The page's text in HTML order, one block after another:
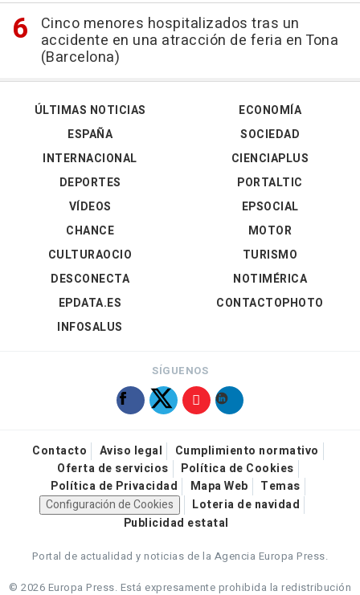
Cinco menores hospitalizados tras un
accidente en una atracción de feria en Tona
(Barcelona)
ÚLTIMAS NOTICIAS
ESPAÑA
INTERNACIONAL
DEPORTES
VÍDEOS
ECONOMÍA
SOCIEDAD
CIENCIAPLUS
PORTALTIC
EPSOCIAL
CHANCE
CULTURAOCIO
DESCONECTA
EPDATA.ES
INFOSALUS
MOTOR
TURISMO
NOTIMÉRICA
CONTACTOPHOTO
SÍGUENOS
Contacto Aviso legal
Cumplimiento normativo
Oferta de servicios
Política de Cookies
Política de Privacidad
Mapa Web
Temas
Configuración de Cookies
Loteria de navidad
Publicidad estatal
Portal de actualidad y noticias de la Agencia Europa Press.
© 2026 Europa Press. Está expresamente prohibida la redistribución